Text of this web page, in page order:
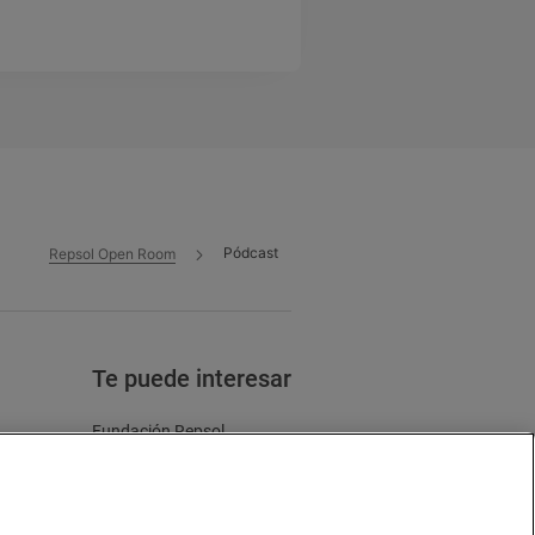
Repsol Open Room Pódcast
Te puede interesar
Fundación Repsol